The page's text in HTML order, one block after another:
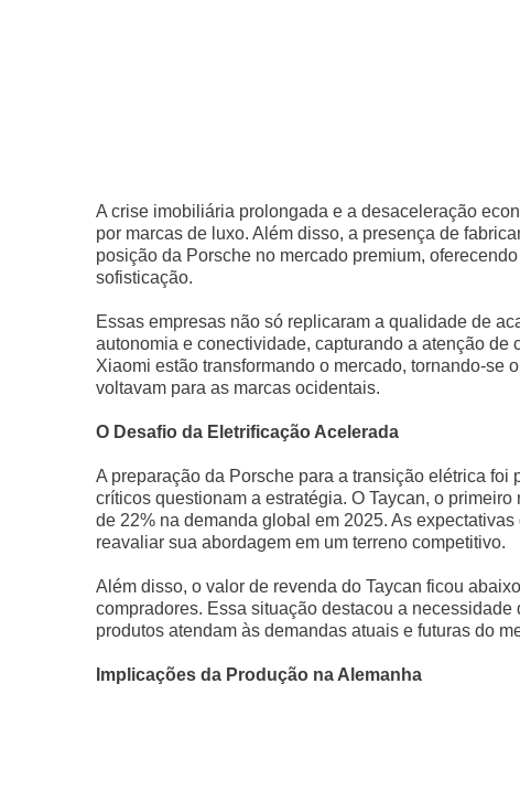
A crise imobiliária prolongada e a desaceleração
por marcas de luxo. Além disso, a presença de
posição da Porsche no mercado premium,
sofisticação.
Essas empresas não só replicaram a qualidade de
autonomia e conectividade, capturando a atenção
Xiaomi estão transformando o mercado, tornando-se
voltavam para as marcas ocidentais.
O Desafio da Eletrificação Acelerada
A preparação da Porsche para a transição elétrica
críticos questionam a estratégia. O Taycan, o
de 22% na demanda global em 2025. As
reavaliar sua abordagem em um terreno competitivo.
Além disso, o valor de revenda do Taycan ficou
compradores. Essa situação destacou a
produtos atendam às demandas atuais e futuras do
Implicações da Produção na Alemanha